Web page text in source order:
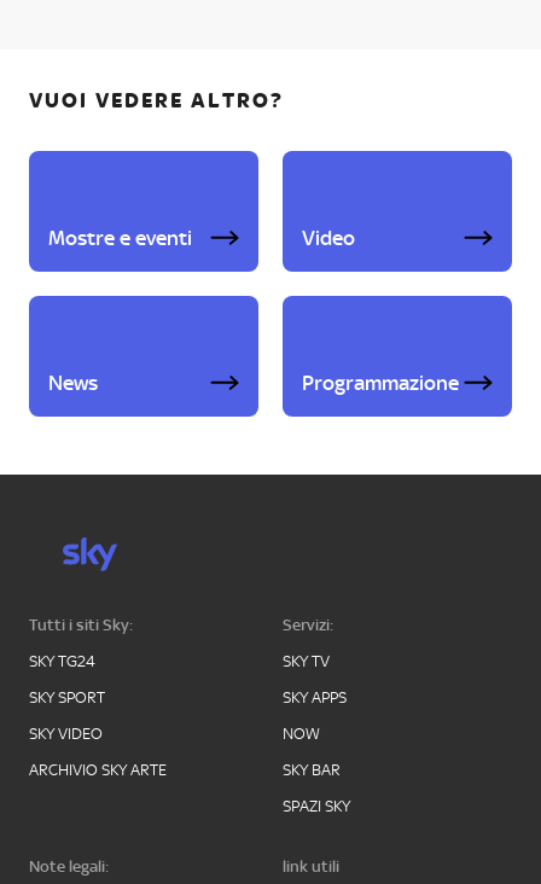
VUOI VEDERE ALTRO?
Mostre e eventi Video
News Programmazione
Tutti i siti Sky:
SKY TG24
SKY SPORT
SKY VIDEO
ARCHIVIO SKY ARTE
Servizi:
SKY TV
SKY APPS
NOW
SKY BAR
SPAZI SKY
Note legali:
link utili